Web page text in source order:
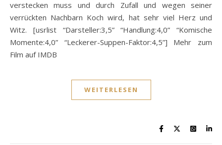
verstecken muss und durch Zufall und wegen seiner
verrückten Nachbarn Koch wird, hat sehr viel Herz und
Witz. [usrlist “Darsteller:3,5” “Handlung:4,0” “Komische
Momente:4,0” “Leckerer-Suppen-Faktor:4,5”] Mehr zum
Film auf IMDB
WEITERLESEN